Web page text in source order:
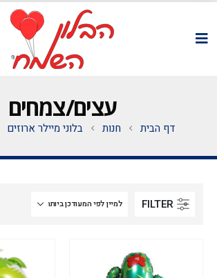
עצים/צמחים
דף הבית חנות בלוני מיילר ארוזים
FILTER